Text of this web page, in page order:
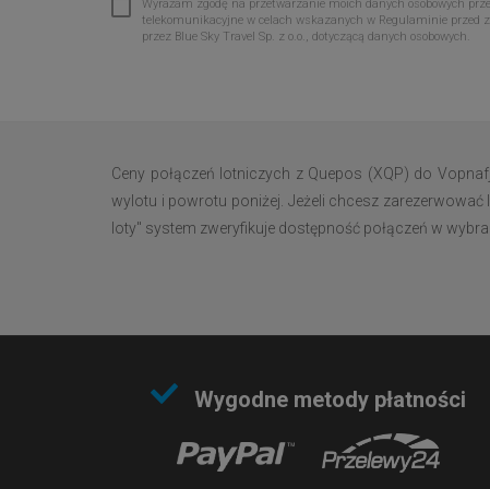
Wyrażam zgodę na przetwarzanie moich danych osobowych
telekomunikacyjne w celach wskazanych w Regulaminie przed
przez Blue Sky Travel Sp. z o.o., dotyczącą danych osobowych.
Ceny połączeń lotniczych z Quepos (XQP) do
wylotu i powrotu poniżej. Jeżeli chcesz
loty" system zweryfikuje dostępność połączeń w
Wygodne metody płatności